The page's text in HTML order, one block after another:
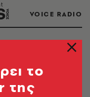
VOICE RADIO
το
της